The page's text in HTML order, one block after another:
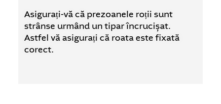
Asigurați-vă că prezoanele roții sunt
strânse urmând un tipar încrucișat.
Astfel vă asigurați că roata este fixată
corect.